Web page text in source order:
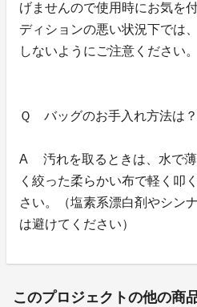
げませんので使用時にお気を
ディションの悪い状況下では
しないようにご注意ください
Ｑ バッグのお手入れ方法は？
A 汚れを取るときは、水で薄
く絞った柔らかい布で軽く叩
さい。（塩素系漂白剤やシン
は避けてください）
このプロジェクトの他の商